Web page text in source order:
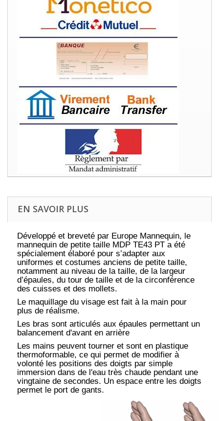
EN SAVOIR PLUS
Développé et breveté par Europe Mannequin, le
mannequin de petite taille MDP TE43 PT a été
spécialement élaboré pour s’adapter aux
uniformes et costumes anciens de petite taille,
notamment au niveau de la taille, de la largeur
d’épaules, du tour de taille et de la circonférence
des cuisses et des mollets.
Le maquillage du visage est fait à la main pour
plus de réalisme.
Les bras sont articulés aux épaules permettant un
balancement d'avant en arrière
Les mains peuvent tourner et sont en plastique
thermoformable, ce qui permet de modifier à
volonté les positions des doigts par simple
immersion dans de l'eau très chaude pendant une
vingtaine de secondes. Un espace entre les doigts
permet le port de gants.